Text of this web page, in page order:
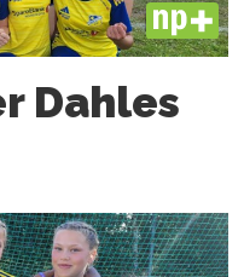
PLUS
Dahles